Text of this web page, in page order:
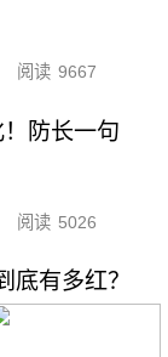
阅读 9667
防长一句
阅读 5026
有多红？